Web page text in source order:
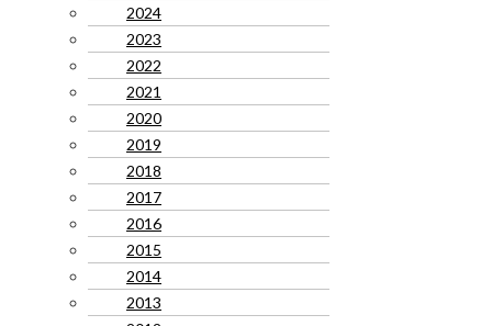
2024
2023
2022
2021
2020
2019
2018
2017
2016
2015
2014
2013